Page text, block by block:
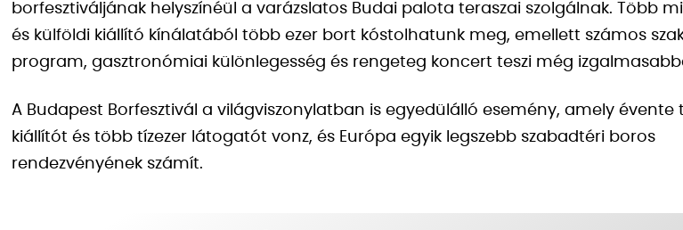
borfesztiváljának helyszínéül a varázslatos Budai palota teraszai szolgálnak. Több
és külföldi kiállító kínálatából több ezer bort kóstolhatunk meg, emellett számos
program, gasztronómiai különlegesség és rengeteg koncert teszi még
A Budapest Borfesztivál a világviszonylatban is egyedülálló esemény, amely évente
kiállítót és több tízezer látogatót vonz, és Európa egyik legszebb szabadtéri boros
rendezvényének számít.